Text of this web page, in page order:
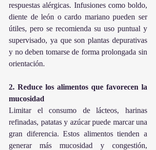
respuestas alérgicas. Infusiones como boldo,
diente de león o cardo mariano pueden ser
útiles, pero se recomienda su uso puntual y
supervisado, ya que son plantas depurativas
y no deben tomarse de forma prolongada sin
orientación.
2. Reduce los alimentos que favorecen la
mucosidad
Limitar el consumo de lácteos, harinas
refinadas, patatas y azúcar puede marcar una
gran diferencia. Estos alimentos tienden a
generar más mucosidad y congestión,